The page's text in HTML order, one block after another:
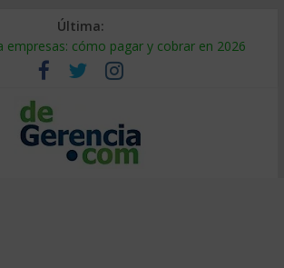
Última:
empresas: cómo pagar y cobrar en 2026
qué es y por qué sale tan caro
personal: cómo auditarla a tiempo
en la cadena de suministro: qué hacer
de EE. UU.: cómo segmentarlo y venderle